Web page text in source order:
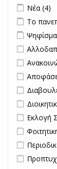
Apply Νέα
Νέα (4)
Apply Το
Το
Apply
undefined
undefined
undefined
undefined
undefined
undefined
Εκλογή
undefined
undefined
undefined